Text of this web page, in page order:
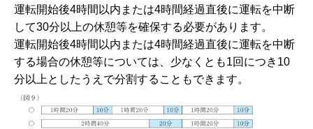
運転開始後4時間以内または4時間経過直後に運転を中断
して30分以上の休憩等を確保する必要があります。
運転開始後4時間以内または4時間経過直後に運転を中断
する場合の休憩等については、少なくとも1回につき10
分以上としたうえで分割することもできます。